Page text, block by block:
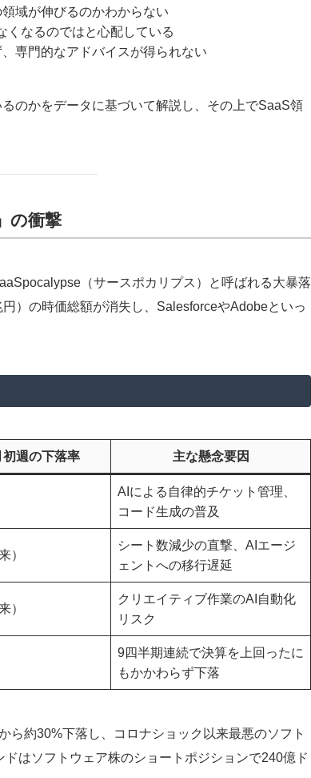
域が伸びるのかわからない
くなるのではと心配している
専門的なアドバイスが得られない
のかをデータに基づいて解説し、その上でSaaS領
の衝撃
（サースポカリプス）と呼ばれる大暴落
）の時価総額が消失し、SalesforceやAdobeといっ
週の下落率 主な懸念要因
AIによる自律的チケット管理、
コード生成の普及
）
シート数減少の直撃、AIエージ
ェントへの移行遅延
）
クリエイティブ作業のAI自動化
リスク
9四半期連続で決算を上回ったに
もかかわらず下落
ら約30%下落し、コロナショック以来最悪のソフト
はソフトウェア株のショートポジションで240億ド